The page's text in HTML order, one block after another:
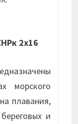
2х16
морского
плавания,
и